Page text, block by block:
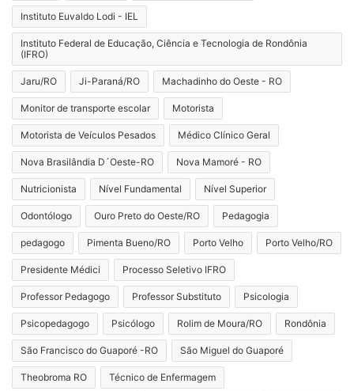
Instituto Euvaldo Lodi - IEL
Instituto Federal de Educação, Ciência e Tecnologia de Rondônia
(IFRO)
Jaru/RO Ji-Paraná/RO Machadinho do Oeste - RO
Monitor de transporte escolar Motorista
Motorista de Veículos Pesados Médico Clínico Geral
Nova Brasilândia D´Oeste-RO Nova Mamoré - RO
Nutricionista Nível Fundamental Nível Superior
Odontólogo Ouro Preto do Oeste/RO Pedagogia
pedagogo Pimenta Bueno/RO Porto Velho Porto Velho/RO
Presidente Médici Processo Seletivo IFRO
Professor Pedagogo Professor Substituto Psicologia
Psicopedagogo Psicólogo Rolim de Moura/RO Rondônia
São Francisco do Guaporé -RO São Miguel do Guaporé
Theobroma RO Técnico de Enfermagem